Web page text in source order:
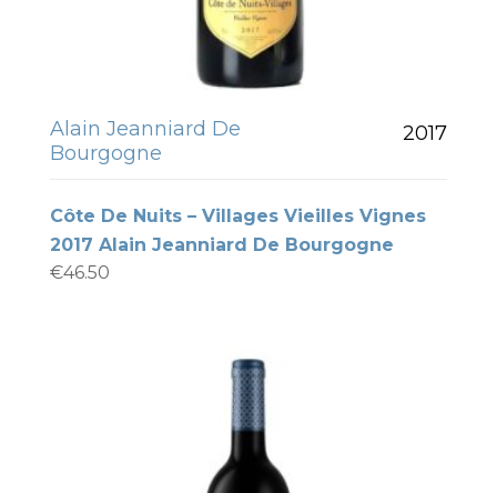
Alain Jeanniard De
Bourgogne
2017
Côte De Nuits – Villages Vieilles Vignes
2017 Alain Jeanniard De Bourgogne
€46.50